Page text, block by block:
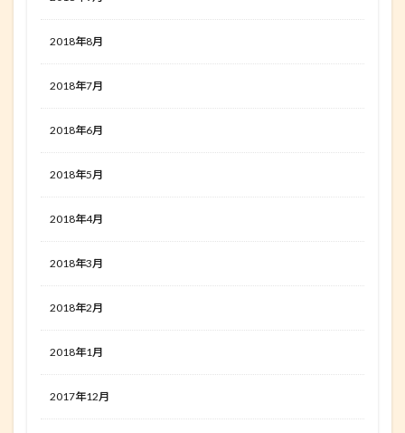
2018年8月
2018年7月
2018年6月
2018年5月
2018年4月
2018年3月
2018年2月
2018年1月
2017年12月